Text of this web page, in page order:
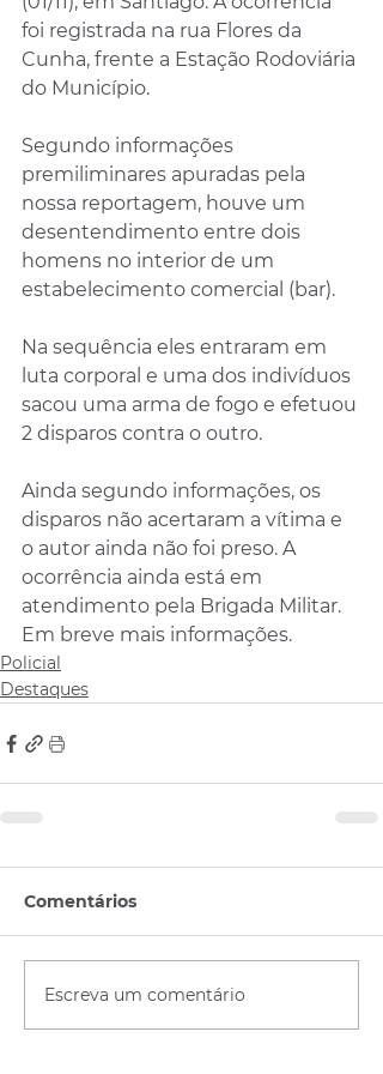
foi registrada na rua Flores da
Cunha, frente a Estação Rodoviária
do Município.
Segundo informações
premiliminares apuradas pela
nossa reportagem, houve um
desentendimento entre dois
homens no interior de um
estabelecimento comercial (bar).
Na sequência eles entraram em
luta corporal e uma dos indivíduos
sacou uma arma de fogo e efetuou
2 disparos contra o outro.
Ainda segundo informações, os
disparos não acertaram a vítima e
o autor ainda não foi preso. A
ocorrência ainda está em
atendimento pela Brigada Militar.
Em breve mais informações.
Policial
Destaques
Comentários
Escreva um comentário